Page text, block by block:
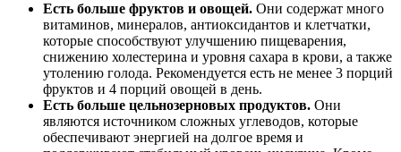
Есть больше фруктов и овощей. Они содержат много
витаминов, минералов, антиоксидантов и клетчатки,
которые способствуют улучшению пищеварения,
снижению холестерина и уровня сахара в крови, а также
утолению голода. Рекомендуется есть не менее 3 порций
фруктов и 4 порций овощей в день.
Есть больше цельнозерновых продуктов. Они
являются источником сложных углеводов, которые
обеспечивают энергией на долгое время и